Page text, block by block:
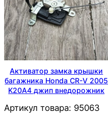
Активатор замка крышки
багажника Honda CR-V 2005
K20A4 джип внедорожник
Артикул товара: 95063